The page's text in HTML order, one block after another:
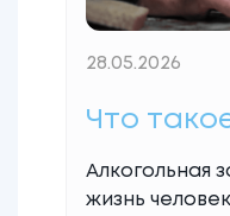
28.05.2026
Что
Алкогольная
жизнь